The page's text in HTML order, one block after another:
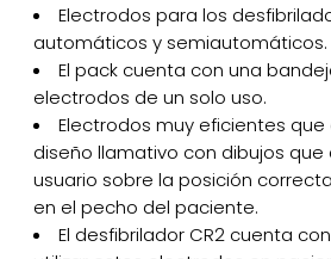
Electrodos para los
automáticos y semiautomáticos.
El pack cuenta con una
electrodos de un solo uso.
Electrodos muy eficientes
diseño llamativo con dibujos que
usuario sobre la posición
en el pecho del paciente.
El desfibrilador CR2 cuenta